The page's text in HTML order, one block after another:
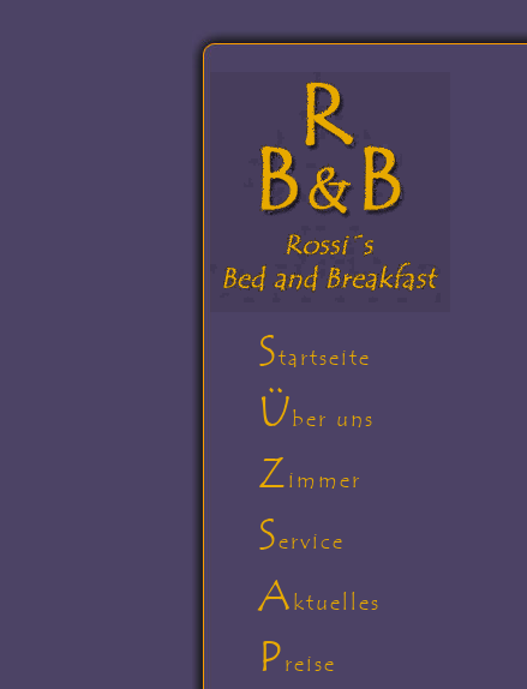
Startseite
Über uns
Zimmer
Service
Aktuelles
Preise